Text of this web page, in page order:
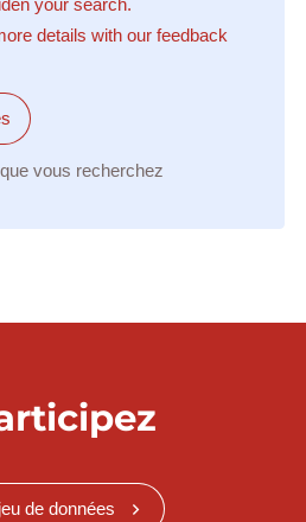
your search.
details with our feedback
vous recherchez
de données